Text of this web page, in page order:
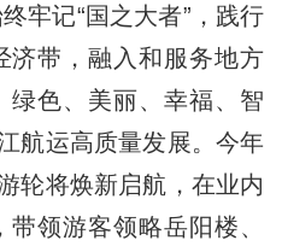
牢记“国之大者”，践行
济带，融入和服务地方
绿色、美丽、幸福、智
航运高质量发展。今年
轮将焕新启航，在业内
领游客领略岳阳楼、